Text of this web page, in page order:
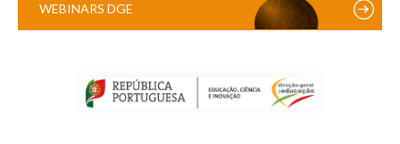
WEBINARS DGE